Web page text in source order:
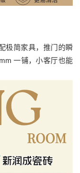
极简家具，推门的瞬
一铺，小客厅也能